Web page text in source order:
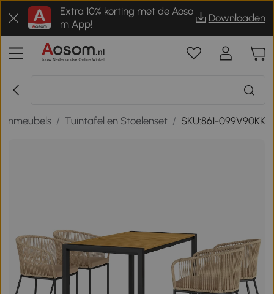
Extra 10% korting met de Aoso
m App!
Downloaden
/ Tuintafel en Stoelenset / SKU:861-099V90KK